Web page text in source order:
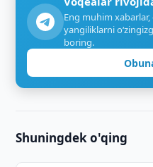
Eng muhim
yangiliklarni
boring.
Shuningdek o'qing